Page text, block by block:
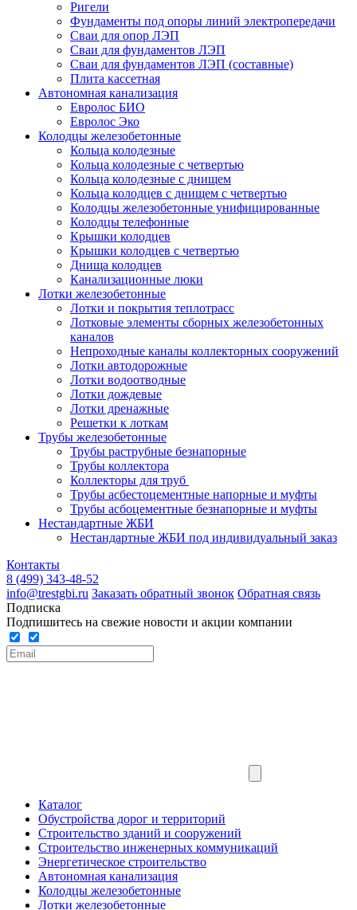
Ригели
Фундаменты под опоры линий электропередачи
Сваи для опор ЛЭП
Сваи для фундаментов ЛЭП
Сваи для фундаментов ЛЭП (составные)
Плита кассетная
Автономная канализация
Евролос БИО
Евролос Эко
Колодцы железобетонные
Кольца колодезные
Кольца колодезные с четвертью
Кольца колодезные с днищем
Кольца колодцев с днищем с четвертью
Колодцы железобетонные унифицированные
Колодцы телефонные
Крышки колодцев
Крышки колодцев с четвертью
Днища колодцев
Канализационные люки
Лотки железобетонные
Лотки и покрытия теплотрасс
Лотковые элементы сборных железобетонных
каналов
Непроходные каналы коллекторных сооружений
Лотки автодорожные
Лотки водоотводные
Лотки дождевые
Лотки дренажные
Решетки к лоткам
Трубы железобетонные
Трубы раструбные безнапорные
Трубы коллектора
Коллекторы для труб
Трубы асбестоцементные напорные и муфты
Трубы асбоцементные безнапорные и муфты
Нестандартные ЖБИ
Нестандартные ЖБИ под индивидуальный заказ
Контакты
8 (499) 343-48-52
info@trestgbi.ru Заказать обратный звонок Обратная связь
Подписка
Подпишитесь на свежие новости и акции компании
Каталог
Обустройства дорог и территорий
Строительство зданий и сооружений
Строительство инженерных коммуникаций
Энергетическое строительство
Автономная канализация
Колодцы железобетонные
Лотки железобетонные